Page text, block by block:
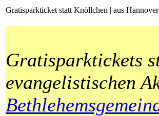
Gratisparkticket statt Knöllchen | aus
Gratisparktickets
evangelistischen